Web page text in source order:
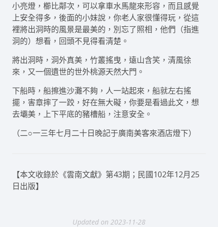
小亮燈，櫛比鄰次，可以拿車水馬龍來形容，而且感覺
上安全得多，後面的小妹說，你老人家很懂得玩，從這
裡將出洞時的風景是最美的，別忘了照相，他們（指進
洞的）想看，回頭不見得看清楚。
將出洞時，洞外真美，竹叢搖曳，遠山含笑，清風徐
來，又一個遺世的世外桃源天然大門。
下船時，船擦進沙灘不夠，人一站起來，船就左右搖
擺，害章摔了一跤，好在無大礙，你要是看過此文，想
去壩美，上下平底的豬槽船，注意安全。
（二○一三年七月二十日晚記于廣南美客來酒店燈下）
【本文收錄於《雲南文獻》第43期；民國102年12月25
日出版】
Updated on 2023-11-28